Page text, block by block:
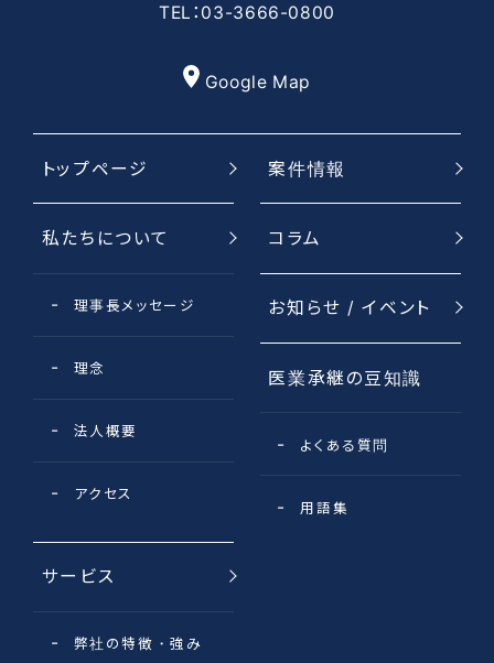
TEL：03-3666-0800
Google Map
トップページ
私たちについて
理事長メッセージ
理念
法⼈概要
アクセス
サービス
弊社の特徴・強み
案件情報
コラム
お知らせ / イベント
医業承継の豆知識
よくある質問
用語集